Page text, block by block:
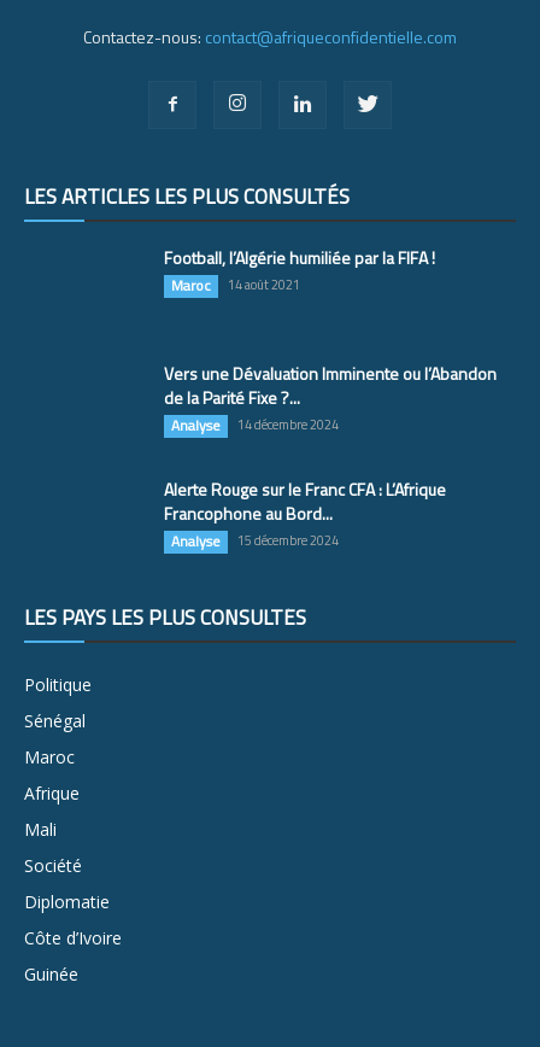
Contactez-nous: contact@afriqueconfidentielle.com
LES ARTICLES LES PLUS CONSULTÉS
Football, l’Algérie humiliée par la FIFA !
Maroc 14 août 2021
Vers une Dévaluation Imminente ou l’Abandon
de la Parité Fixe ?...
Analyse 14 décembre 2024
Alerte Rouge sur le Franc CFA : L’Afrique
Francophone au Bord...
Analyse 15 décembre 2024
LES PAYS LES PLUS CONSULTÉS
Politique
Sénégal
Maroc
Afrique
Mali
Société
Diplomatie
Côte d’Ivoire
Guinée